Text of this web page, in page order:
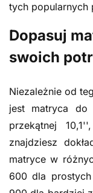
tych popularnych
Dopasuj
swoich
Niezależnie od
jest matryca do
przekątnej
znajdziesz
matryce w
600 dla